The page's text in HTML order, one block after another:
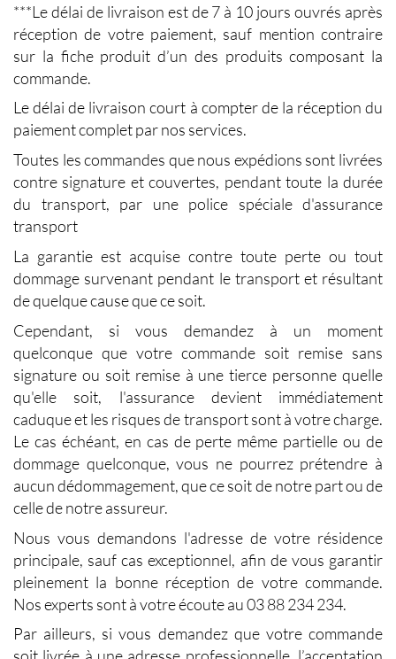
***Le délai de livraison est de 7 à 10 jours ouvrés après
réception de votre paiement, sauf mention contraire
sur la fiche produit d’un des produits composant la
commande.
Le délai de livraison court à compter de la réception du
paiement complet par nos services.
Toutes les commandes que nous expédions sont livrées
contre signature et couvertes, pendant toute la durée
du transport, par une police spéciale d'assurance
transport
La garantie est acquise contre toute perte ou tout
dommage survenant pendant le transport et résultant
de quelque cause que ce soit.
Cependant, si vous demandez à un moment
quelconque que votre commande soit remise sans
signature ou soit remise à une tierce personne quelle
qu'elle soit, l'assurance devient immédiatement
caduque et les risques de transport sont à votre charge.
Le cas échéant, en cas de perte même partielle ou de
dommage quelconque, vous ne pourrez prétendre à
aucun dédommagement, que ce soit de notre part ou de
celle de notre assureur.
Nous vous demandons l'adresse de votre résidence
principale, sauf cas exceptionnel, afin de vous garantir
pleinement la bonne réception de votre commande.
Nos experts sont à votre écoute au 03 88 234 234.
Par ailleurs, si vous demandez que votre commande